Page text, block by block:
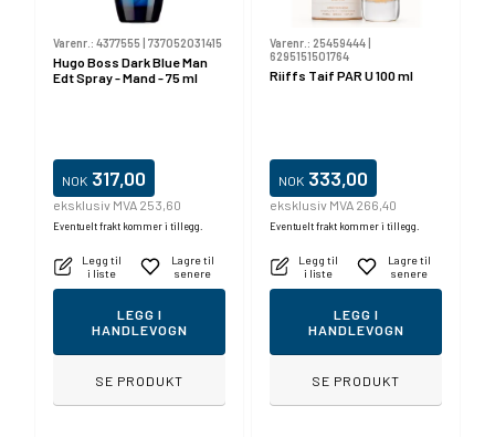
Varenr.: 4377555| 737052031415
Hugo Boss Dark Blue Man
Edt Spray - Mand - 75 ml
NOK 317,00
eksklusiv MVA 253,60
Eventuelt frakt kommer i tillegg.
Legg til
i liste
Lagre til
senere
LEGG I
HANDLEVOGN
SE PRODUKT
Varenr.: 25459444|
6295151501764
Riiffs Taif PAR U 100 ml
NOK 333,00
eksklusiv MVA 266,40
Eventuelt frakt kommer i tillegg.
Legg til
i liste
Lagre til
senere
LEGG I
HANDLEVOGN
SE PRODUKT